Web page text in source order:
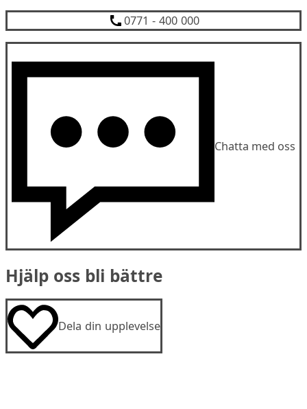
0771 - 400 000
Chatta med oss
Hjälp oss bli bättre
Dela din upplevelse